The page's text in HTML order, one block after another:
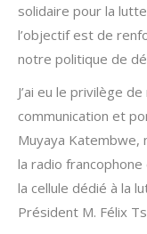
solidaire pour la
l’objectif est de
notre politique de
J’ai eu le privilège
communication et
Muyaya Katembwe,
la radio francophone
la cellule dédié à la
Président M. Félix